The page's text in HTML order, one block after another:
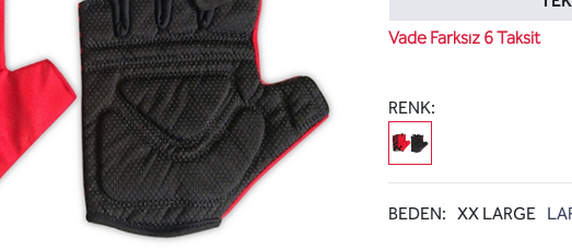
Vade Farksız 6 Taksit
RENK:
BEDEN: XX LARGE